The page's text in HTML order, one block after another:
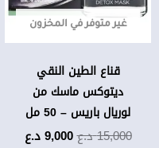
غير متوفر في المخزون
قناع الطين النقي
ديتوكس ماسك من
لوريال باريس – 50 مل
15,000د.ع9,000د.ع